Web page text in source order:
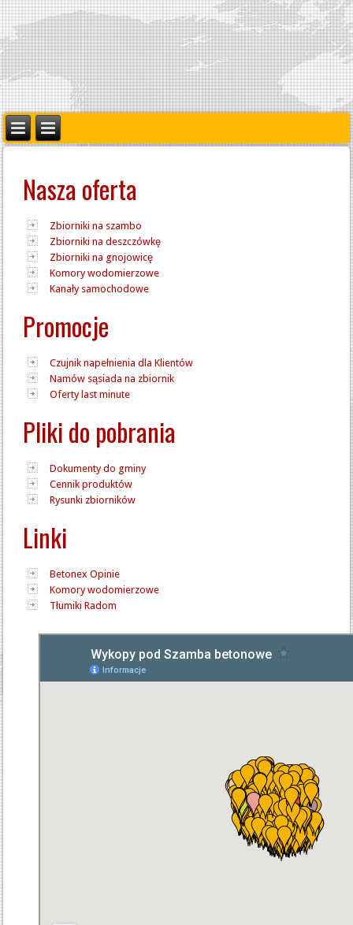
Nasza oferta
Zbiorniki na szambo
Zbiorniki na deszczówkę
Zbiorniki na gnojowicę
Komory wodomierzowe
Kanały samochodowe
Promocje
Czujnik napełnienia dla Klientów
Namów sąsiada na zbiornik
Oferty last minute
Pliki do pobrania
Dokumenty do gminy
Cennik produktów
Rysunki zbiorników
Linki
Betonex Opinie
Komory wodomierzowe
Tłumiki Radom